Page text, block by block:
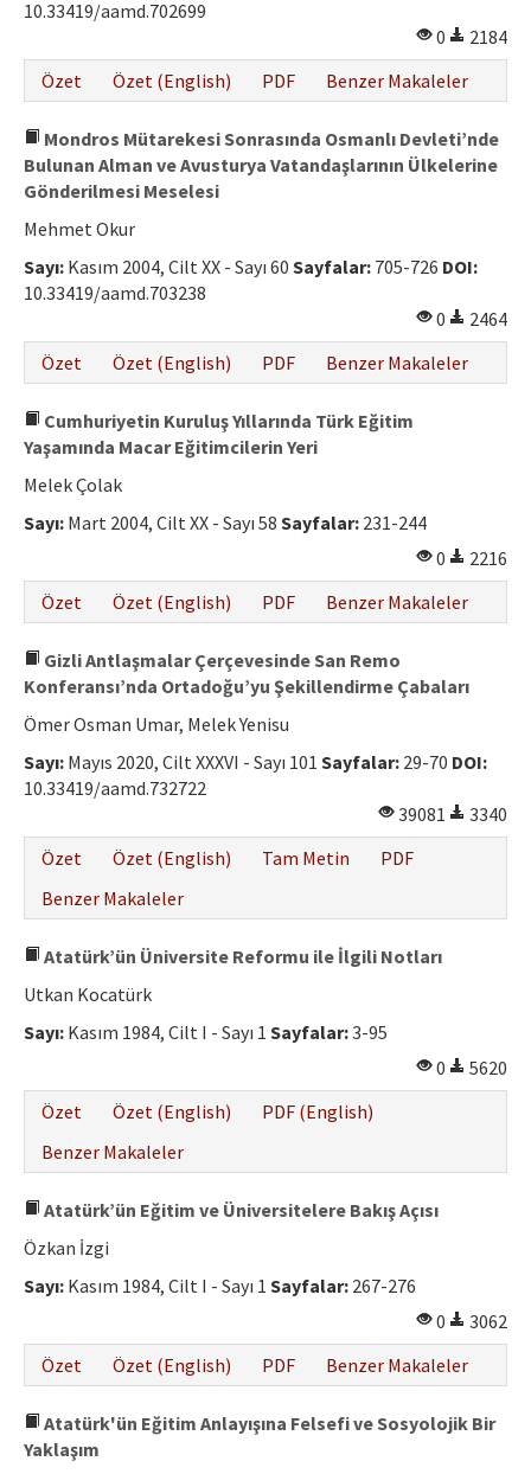
10.33419/aamd.702699
0
2184
Özet
Özet (English) PDF Benzer Makaleler
Mondros Mütarekesi Sonrasında Osmanlı Devleti’nde
Bulunan Alman ve Avusturya Vatandaşlarının Ülkelerine
Gönderilmesi Meselesi
Mehmet Okur
Sayı: Kasım 2004, Cilt XX - Sayı 60 Sayfalar: 705-726 DOI:
10.33419/aamd.703238
0
2464
Özet
Özet (English) PDF Benzer Makaleler
Cumhuriyetin Kuruluş Yıllarında Türk Eğitim
Yaşamında Macar Eğitimcilerin Yeri
Melek Çolak
Sayı: Mart 2004, Cilt XX - Sayı 58 Sayfalar: 231-244
0
2216
Özet
Özet (English) PDF Benzer Makaleler
Gizli Antlaşmalar Çerçevesinde San Remo
Konferansı’nda Ortadoğu’yu Şekillendirme Çabaları
Ömer Osman Umar, Melek Yenisu
Sayı: Mayıs 2020, Cilt XXXVI - Sayı 101 Sayfalar: 29-70 DOI:
10.33419/aamd.732722
39081
3340
Özet
Özet (English) Tam Metin
PDF
Benzer Makaleler
Atatürk’ün Üniversite Reformu ile İlgili Notları
Utkan Kocatürk
Sayı: Kasım 1984, Cilt I - Sayı 1 Sayfalar:3-95
0
5620
Özet
Özet (English)
PDF (English)
Benzer Makaleler
Atatürk’ün Eğitim ve Üniversitelere Bakış Açısı
Özkan İzgi
Sayı: Kasım 1984, Cilt I - Sayı 1 Sayfalar: 267-276
0
3062
Özet
Özet (English) PDF Benzer Makaleler
Atatürk'ün Eğitim Anlayışına Felsefi ve Sosyolojik Bir
Yaklaşım